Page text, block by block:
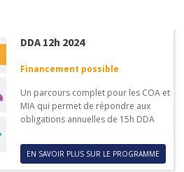
DDA 12h 2024
Financement possible
Un parcours complet pour les COA et
MIA qui permet de répondre aux
obligations annuelles de 15h DDA
EN SAVOIR PLUS SUR LE PROGRAMME